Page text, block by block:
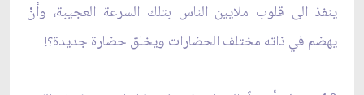
ينفذ الى قلوب ملايين الناس بتلك السرعة العجيبة، وأنْ
يهضم في ذاته مختلف الحضارات ويخلق حضارة جديدة؟!